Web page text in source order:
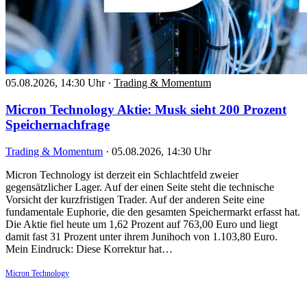
05.08.2026, 14:30 Uhr · Trading & Momentum
Micron Technology Aktie: Musk sieht 200 Prozent
Speichernachfrage
Trading & Momentum · 05.08.2026, 14:30 Uhr
Micron Technology ist derzeit ein Schlachtfeld zweier
gegensätzlicher Lager. Auf der einen Seite steht die technische
Vorsicht der kurzfristigen Trader. Auf der anderen Seite eine
fundamentale Euphorie, die den gesamten Speichermarkt erfasst hat.
Die Aktie fiel heute um 1,62 Prozent auf 763,00 Euro und liegt
damit fast 31 Prozent unter ihrem Junihoch von 1.103,80 Euro.
Mein Eindruck: Diese Korrektur hat…
Micron Technology